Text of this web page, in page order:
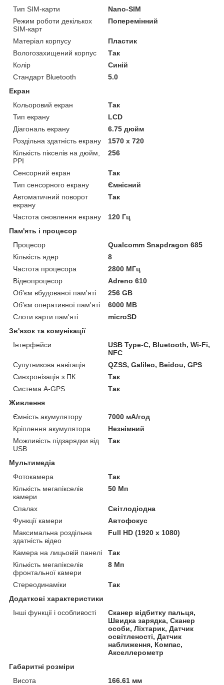
Тип SIM-карти
Nano-SIM
Режим роботи декількох
SIM-карт
Поперемінний
Матеріал корпусу
Пластик
Вологозахищений корпус
Так
Колір
Синій
Стандарт Bluetooth
5.0
Екран
Кольоровий екран
Так
Тип екрану
LCD
Діагональ екрану
6.75 дюйм
Роздільна здатність екрану
1570 x 720
Кількість пікселів на дюйм,
PPI
256
Сенсорний екран
Так
Тип сенсорного екрану
Ємнісний
Автоматичний поворот
екрану
Так
Частота оновлення екрану
120 Гц
Пам'ять і процесор
Процесор
Qualcomm Snapdragon 685
Кількість ядер
8
Частота процесора
2800 МГц
Відеопроцесор
Adreno 610
Об'єм вбудованої пам'яті
256 GB
Об'єм оперативної пам'яті
6000 MB
Слоти карти пам'яті
microSD
Зв'язок та комунікації
Інтерфейси
USB Type-C, Bluetooth, Wi-Fi,
NFC
Супутникова навігація
QZSS, Galileo, Beidou, GPS
Синхронізація з ПК
Так
Система A-GPS
Так
Живлення
Ємність акумулятору
7000 мА/год
Кріплення акумулятора
Незнімний
Можливість підзарядки від
USB
Так
Мультимедіа
Фотокамера
Так
Кількість мегапікселів
камери
50 Мп
Спалах
Світлодіодна
Функції камери
Автофокус
Максимальна роздільна
здатність відео
Full HD (1920 x 1080)
Камера на лицьовій панелі
Так
Кількість мегапікселів
фронтальної камери
8 Мп
Стереодинаміки
Так
Додаткові характеристики
Інші функції і особливості
Сканер відбитку пальця,
Швидка зарядка, Сканер
особи, Ліхтарик, Датчик
освітленості, Датчик
наближення, Компас,
Акселлерометр
Габаритні розміри
Висота
166.61 мм